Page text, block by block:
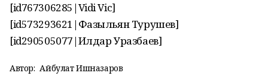
[id767306285|Vidi Vic]
[id573293621|Фазыльян Турушев]
[id290505077|Илдар Уразбаев]
Автор: Айбулат Ишназаров